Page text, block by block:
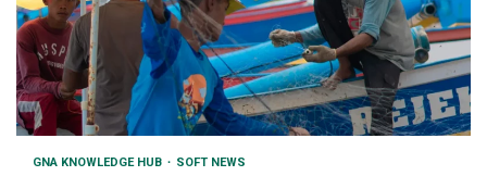
GNA KNOWLEDGE HUB SOFT NEWS